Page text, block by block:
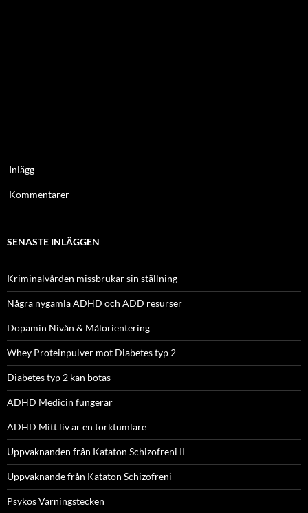
Inlägg
Kommentarer
SENASTE INLÄGGEN
Kriminalvården missbrukar sin ställning
Några nygamla ADHD och ADD resurser
Dopamin Nivån & Målorientering
Whey Proteinpulver mot Diabetes typ 2
Diabetes typ 2 kan botas
ADHD Medicin fungerar
ADHD Mitt liv är en torktumlare
Uppvaknanden från Kataton Schizofreni II
Uppvaknande från Kataton Schizofreni
Psykos Varningstecken